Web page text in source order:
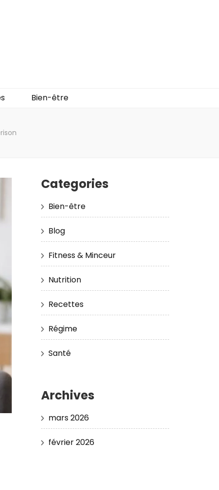
Bien-être
Categories
Bien-être
Blog
Fitness & Minceur
Nutrition
Recettes
Régime
Santé
Archives
mars 2026
février 2026